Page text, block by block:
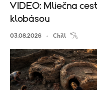
VIDEO: Mliečna
klobásou
03.08.2026 Chill